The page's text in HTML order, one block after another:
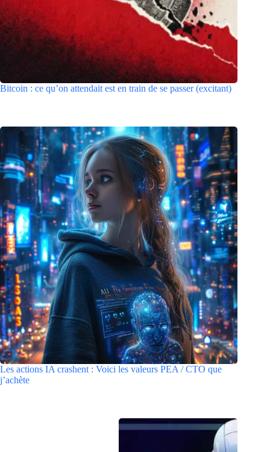
Bitcoin : ce qu’on attendait est en train de se passer (excitant)
Les actions IA crashent : Voici les valeurs PEA / CTO que
j’achète